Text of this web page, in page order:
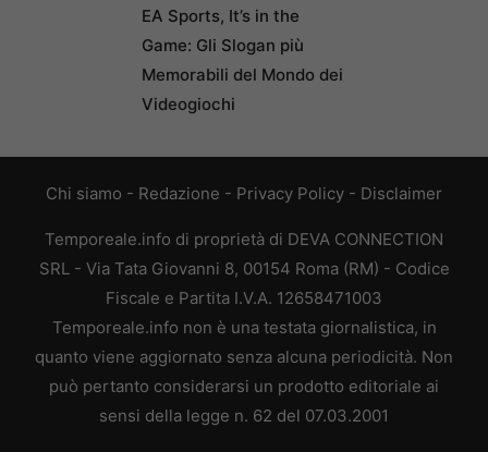
EA Sports, It’s in the
Game: Gli Slogan più
Memorabili del Mondo dei
Videogiochi
Chi siamo - Redazione - Privacy Policy - Disclaimer
Temporeale.info di proprietà di DEVA CONNECTION
SRL - Via Tata Giovanni 8, 00154 Roma (RM) - Codice
Fiscale e Partita I.V.A. 12658471003
Temporeale.info non è una testata giornalistica, in
quanto viene aggiornato senza alcuna periodicità. Non
può pertanto considerarsi un prodotto editoriale ai
sensi della legge n. 62 del 07.03.2001